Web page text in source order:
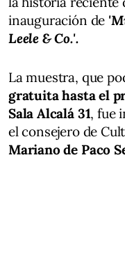
inauguración de
Leele & Co.'.
La muestra, que
gratuita hasta el
Sala Alcalá 31, fue
el consejero de
Mariano de Paco